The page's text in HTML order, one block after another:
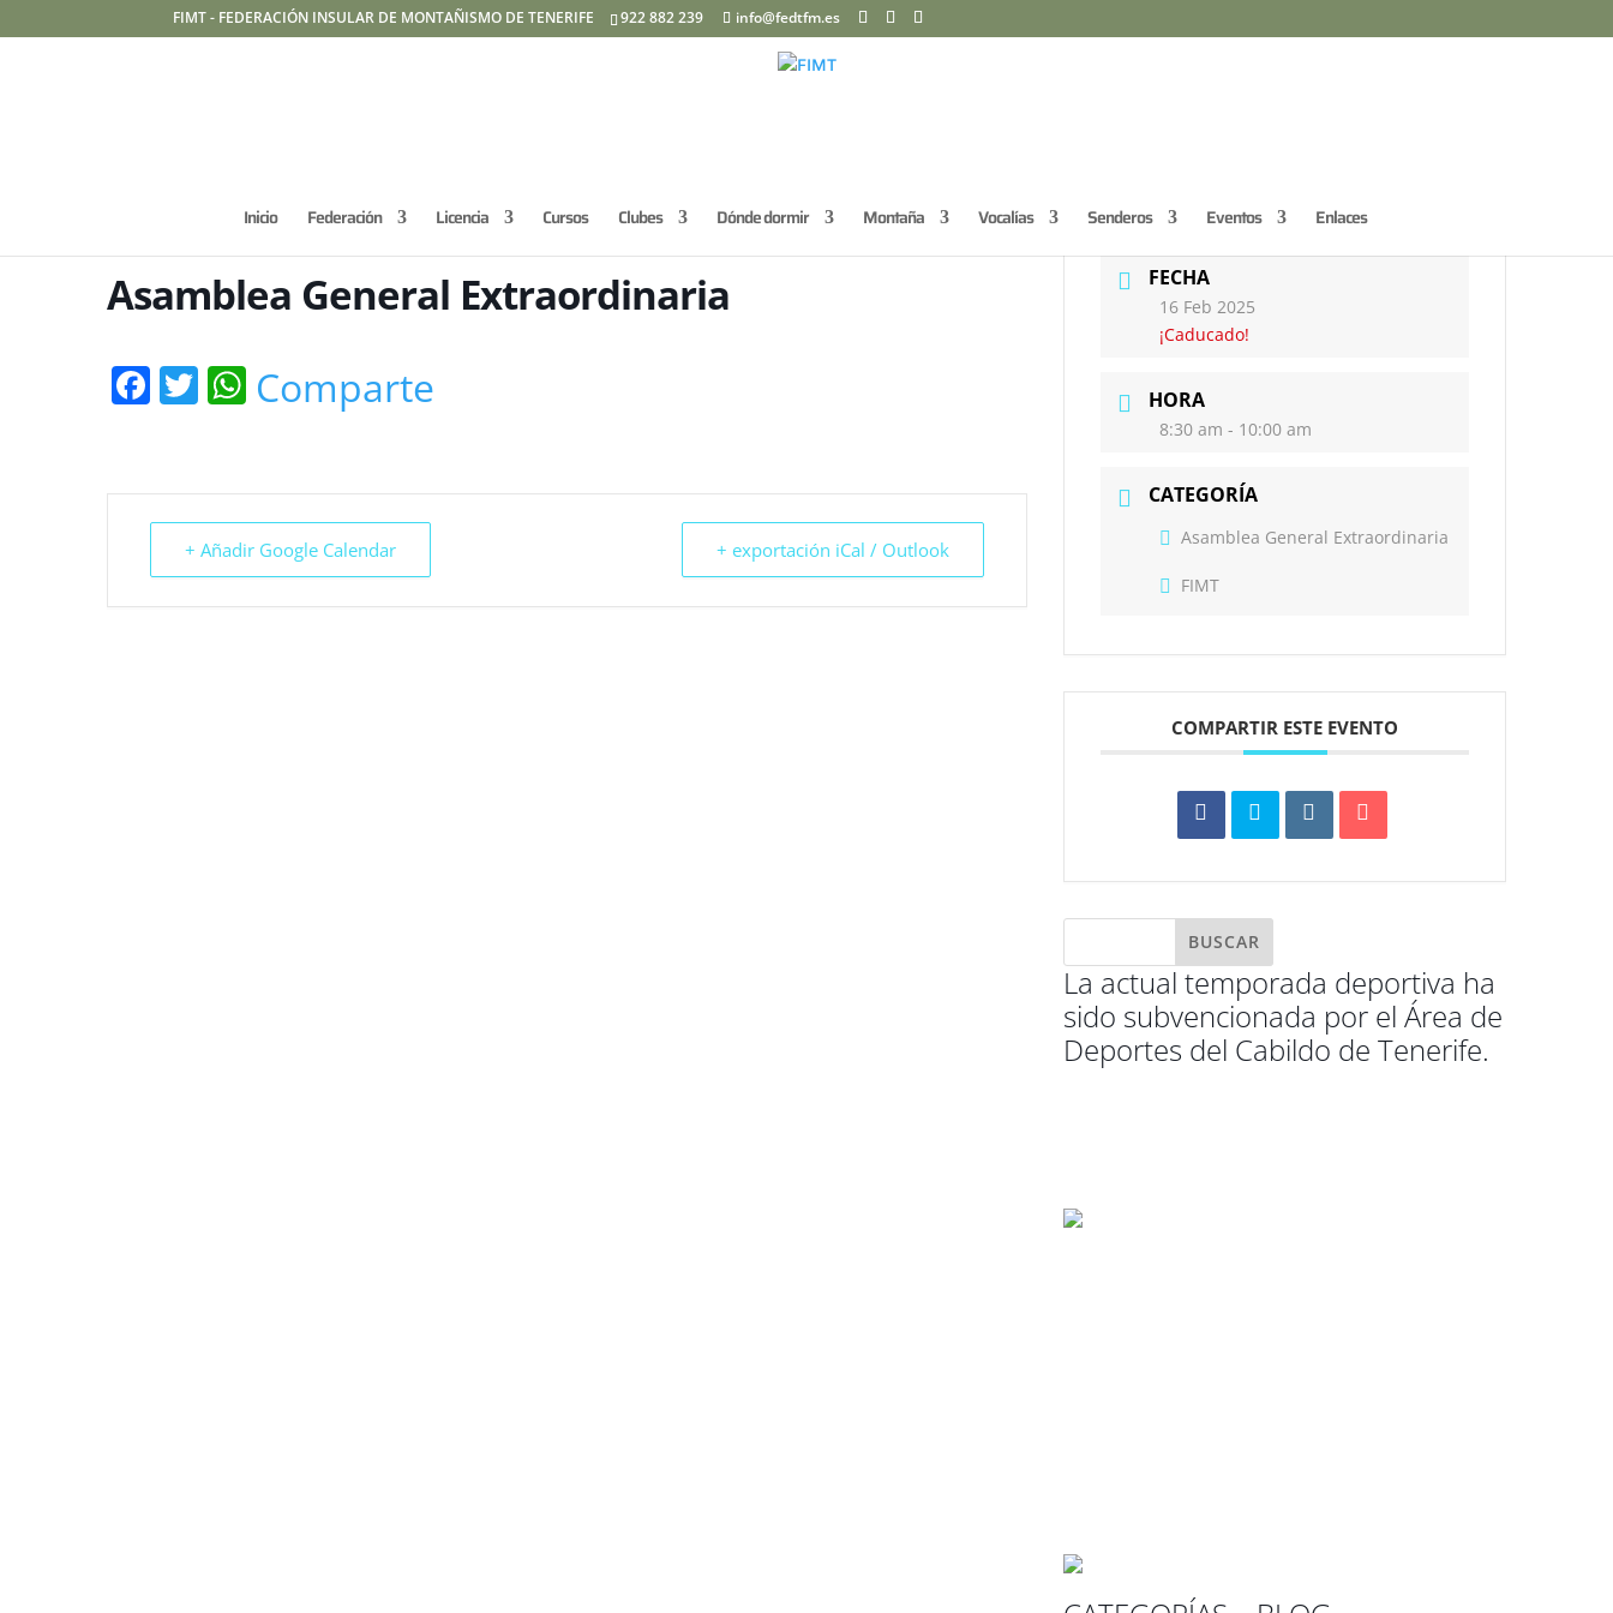
FIMT - FEDERACIÓN INSULAR DE MONTAÑISMO DE TENERIFE 922 882 239 info@fedtfm.es
Inicio Federación Licencia Cursos Clubes Dónde dormir Montaña Vocalías Senderos Eventos Enlaces
Asamblea General Extraordinaria
Facebook
Twitter
WhatsApp
Comparte
+ Añadir Google Calendar + exportación iCal / Outlook
FECHA
16 Feb 2025
¡Caducado!
HORA
8:30 am - 10:00 am
CATEGORÍA
Asamblea General Extraordinaria
FIMT
COMPARTIR ESTE EVENTO
La actual temporada deportiva ha
sido subvencionada por el Área de
Deportes del Cabildo de Tenerife.